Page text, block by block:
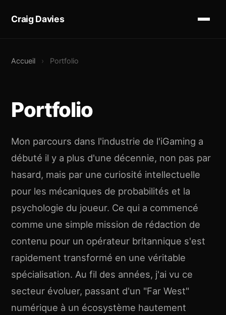
Craig Davies
Accueil › Portfolio
Portfolio
Mon parcours dans l'industrie de l'iGaming a
débuté il y a plus d'une décennie, non pas par
hasard, mais par une curiosité intellectuelle
pour les mécaniques de probabilités et la
psychologie du joueur. Ce qui a commencé
comme une simple mission de rédaction de
contenu pour un opérateur britannique s'est
rapidement transformé en une véritable
spécialisation. Au fil des années, j'ai vu ce
secteur évoluer, passant d'un "Far West"
numérique à un écosystème hautement